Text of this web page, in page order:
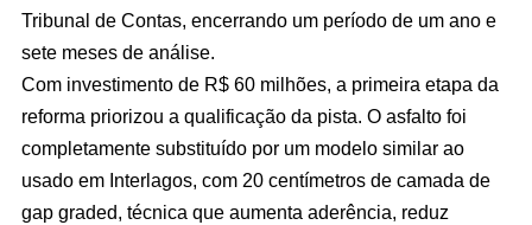
Tribunal de Contas, encerrando um período de um ano e
sete meses de análise.
Com investimento de R$ 60 milhões, a primeira etapa da
reforma priorizou a qualificação da pista. O asfalto foi
completamente substituído por um modelo similar ao
usado em Interlagos, com 20 centímetros de camada de
gap graded, técnica que aumenta aderência, reduz